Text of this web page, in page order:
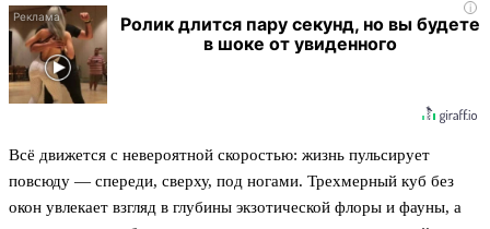
i
Ролик длится пару секунд, но вы будете
в шоке от увиденного
Всё движется с невероятной скоростью: жизнь пульсирует
повсюду — спереди, сверху, под ногами. Трехмерный куб без
окон увлекает взгляд в глубины экзотической флоры и фауны, а